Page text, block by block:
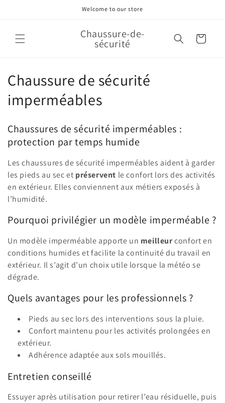
Welcome to our store
Chaussure-de-
sécurité Panier
C
o
l
e
c
t
i
o
n
:
Chaussure de sécurité
imperméables
Chaussures de sécurité imperméables :
protection par temps humide
Les chaussures de sécurité imperméables aident à garder
les pieds au sec et préservent le confort lors des activités
en extérieur. Elles conviennent aux métiers exposés à
l’humidité.
Pourquoi privilégier un modèle imperméable ?
Un modèle imperméable apporte un meilleurconfort en
conditions humides et facilite la continuité du travail en
extérieur. Il s’agit d’un choix utile lorsque la météo se
dégrade.
Quels avantages pour les professionnels ?
Pieds au sec lors des interventions sous la pluie.
Confort maintenu pour les activités prolongées en
extérieur.
Adhérence adaptée aux sols mouillés.
Entretien conseillé
Essuyer après utilisation pour retirer l’eau résiduelle, puis